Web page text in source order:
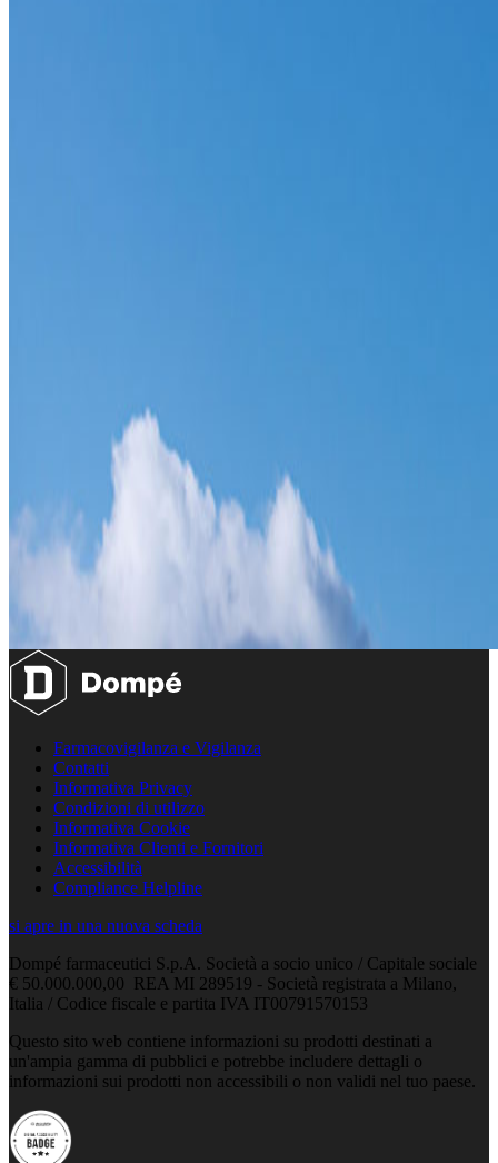
Farmacovigilanza e Vigilanza
Contatti
Informativa Privacy
Condizioni di utilizzo
Informativa Cookie
Informativa Clienti e Fornitori
Accessibilità
Compliance Helpline
si apre in una nuova scheda
Dompé farmaceutici S.p.A. Società a socio unico / Capitale sociale
€ 50.000.000,00 REA MI 289519 - Società registrata a Milano,
Italia / Codice fiscale e partita IVA IT00791570153
Questo sito web contiene informazioni su prodotti destinati a
un'ampia gamma di pubblici e potrebbe includere dettagli o
informazioni sui prodotti non accessibili o non validi nel tuo paese.